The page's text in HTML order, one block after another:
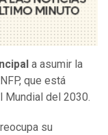
a asumir la
que está
Mundial del 2030.
su